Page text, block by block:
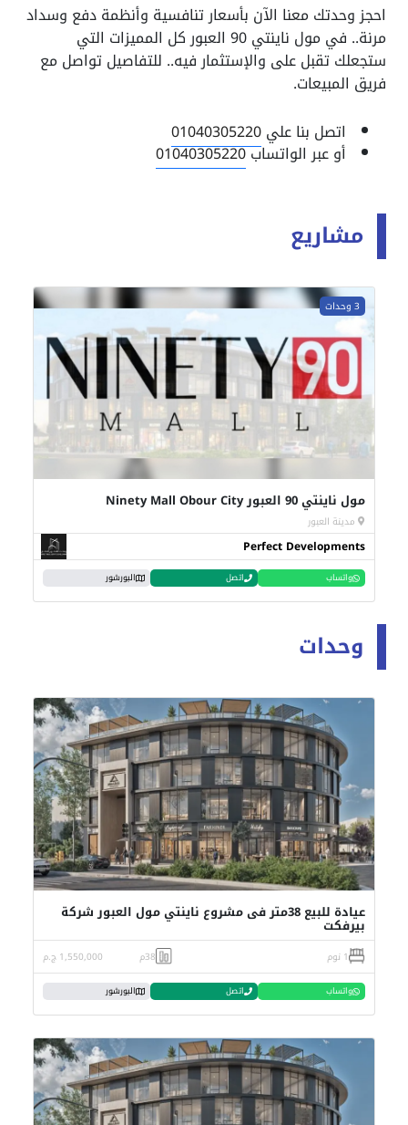
احجز وحدتك معنا الآن بأسعار تنافسية وأنظمة دفع وسداد
مرنة.. في مول ناينتي 90 العبور كل المميزات التي
ستجعلك تقبل على والإستثمار فيه.. للتفاصيل تواصل مع
فريق المبيعات.
اتصل بنا علي01040305220
أو عبر الواتساب01040305220
مشاريع
3 وحدات
مول ناينتي 90 العبور Ninety Mall Obour City
مدينة العبور
Perfect Developments
واتساب اتصل البورشور
وحدات
عيادة للبيع 38متر فى مشروع ناينتي مول العبور شركة
بيرفكت
1 نوم 38م 1,550,000 ج.م
واتساب اتصل البورشور